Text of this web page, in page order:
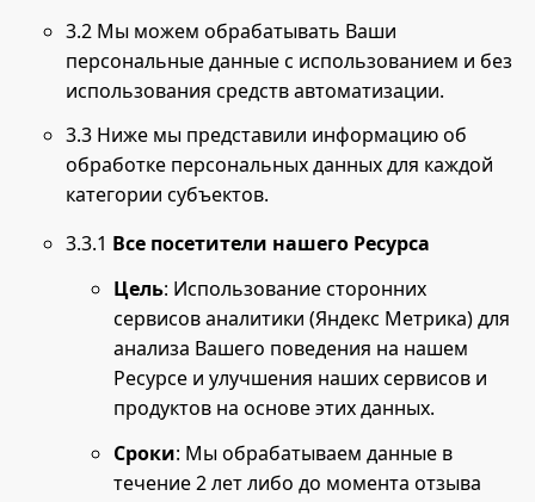
3.2 Мы можем обрабатывать Ваши
персональные данные с использованием и без
использования средств автоматизации.
3.3 Ниже мы представили информацию об
обработке персональных данных для каждой
категории субъектов.
3.3.1 Все посетители нашего Ресурса
Цель: Использование сторонних
сервисов аналитики (Яндекс Метрика) для
анализа Вашего поведения на нашем
Ресурсе и улучшения наших сервисов и
продуктов на основе этих данных.
Сроки: Мы обрабатываем данные в
течение 2 лет либо до момента отзыва